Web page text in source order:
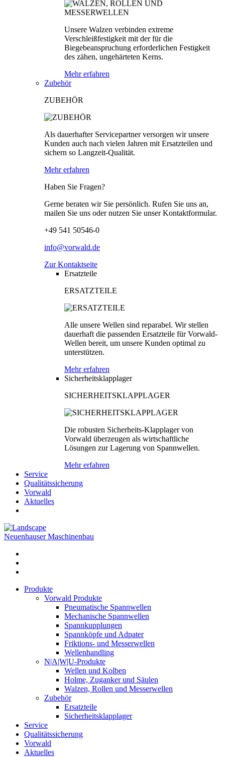
Unsere Walzen verbinden extreme
Verschleißfestigkeit mit der für die
Biegebeanspruchung erforderlichen Festigkeit
des zähen, ungehärteten Kerns.
Mehr erfahren
Zubehör
ZUBEHÖR
Als dauerhafter Servicepartner versorgen wir unsere
Kunden auch nach vielen Jahren mit Ersatzteilen und
sichern so Langzeit-Qualität.
Mehr erfahren
Haben Sie Fragen?
Gerne beraten wir Sie persönlich. Rufen Sie uns an,
mailen Sie uns oder nutzen Sie unser Kontaktformular.
+49 541 50546-0
info@vorwald.de
Zur Kontaktseite
Ersatzteile
ERSATZTEILE
Alle unsere Wellen sind reparabel. Wir stellen
dauerhaft die passenden Ersatzteile für Vorwald-
Wellen bereit, um unsere Kunden optimal zu
unterstützen.
Mehr erfahren
Sicherheitsklapplager
SICHERHEITSKLAPPLAGER
Die robusten Sicherheits-Klapplager von
Vorwald überzeugen als wirtschaftliche
Lösungen zur Lagerung von Spannwellen.
Mehr erfahren
Service
Qualitätssicherung
Vorwald
Aktuelles
Neuenhauser Maschinenbau
Produkte
Vorwald Produkte
Pneumatische Spannwellen
Mechanische Spannwellen
Spannkupplungen
Spannköpfe und Adpater
Friktions- und Messerwellen
Wellenhandling
N|A|W|U-Produkte
Wellen und Kolben
Holme, Zuganker und Säulen
Walzen, Rollen und Messerwellen
Zubehör
Ersatzteile
Sicherheitsklapplager
Service
Qualitätssicherung
Vorwald
Aktuelles